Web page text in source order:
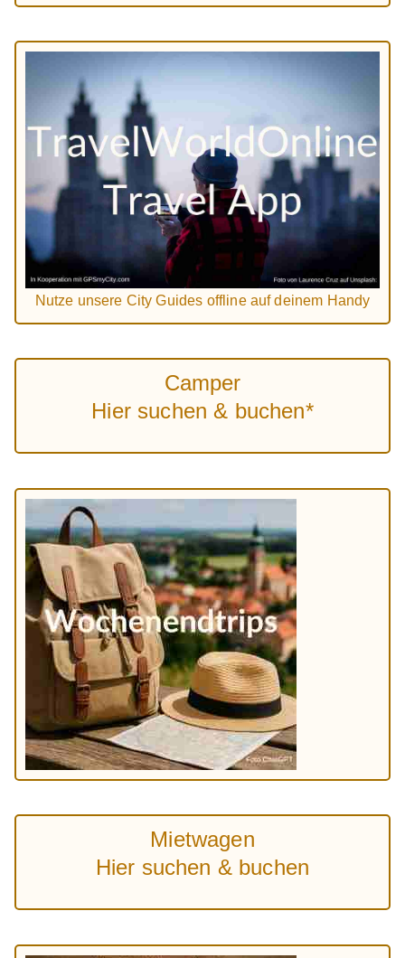
Nutze unsere City Guides offline auf deinem Handy
Camper
Hier suchen & buchen*
Mietwagen
Hier suchen & buchen